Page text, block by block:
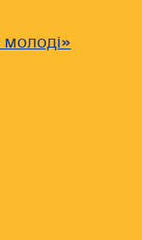
молоді»